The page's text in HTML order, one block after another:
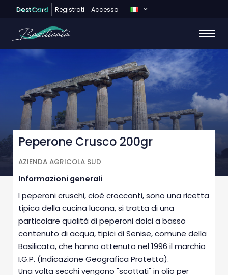
DestCard Registrati Accesso
Peperone Crusco 200gr
AZIENDA AGRICOLA SUD
Informazioni generali
I peperoni cruschi, cioè croccanti, sono una ricetta
tipica della cucina lucana, si tratta di una
particolare qualità di peperoni dolci a basso
contenuto di acqua, tipici di Senise, comune della
Basilicata, che hanno ottenuto nel 1996 il marchio
I.G.P. (Indicazione Geografica Protetta).
Una volta secchi vengono "scottati" in olio per